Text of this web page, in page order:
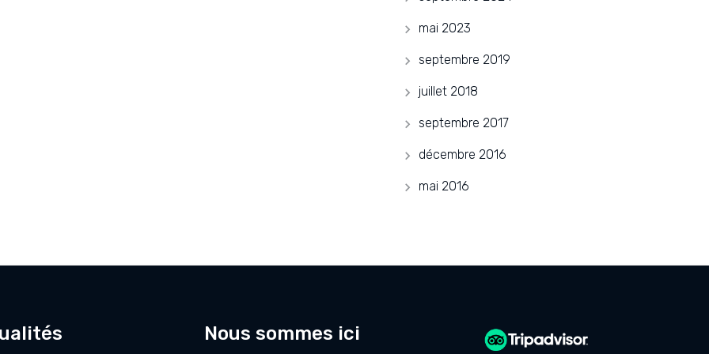
mai 2023
septembre 2019
juillet 2018
septembre 2017
décembre 2016
mai 2016
Nous sommes ici